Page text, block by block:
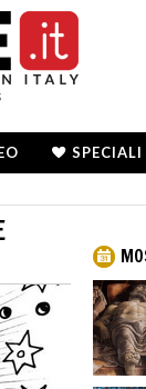
SPECIALI